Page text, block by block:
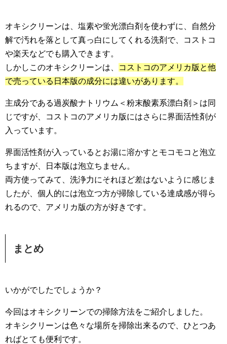
オキシクリーンは、塩素や蛍光漂白剤を使わずに、自然分
解で汚れを落として真っ白にしてくれる洗剤で、コストコ
や楽天などでも購入できます。
しかしこのオキシクリーンは、
コストコのアメリカ版と他
で売っている日本版の成分には違いがあります。
主成分である過炭酸ナトリウム＜粉末酸素系漂白剤＞は同
じですが、コストコのアメリカ版にはさらに界面活性剤が
入っています。
界面活性剤が入っているとお湯に溶かすとモコモコと泡立
ちますが、日本版は泡立ちません。
両方使ってみて、洗浄力にそれほど差はないように感じま
したが、個人的には泡立つ方が掃除している達成感が得ら
れるので、アメリカ版の方が好きです。
まとめ
いかがでしたでしょうか？
今回はオキシクリーンでの掃除方法をご紹介しました。
オキシクリーンは色々な場所を掃除出来るので、ひとつあ
ればとても便利です。